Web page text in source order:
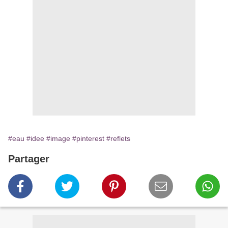
#eau #idee #image #pinterest #reflets
Partager